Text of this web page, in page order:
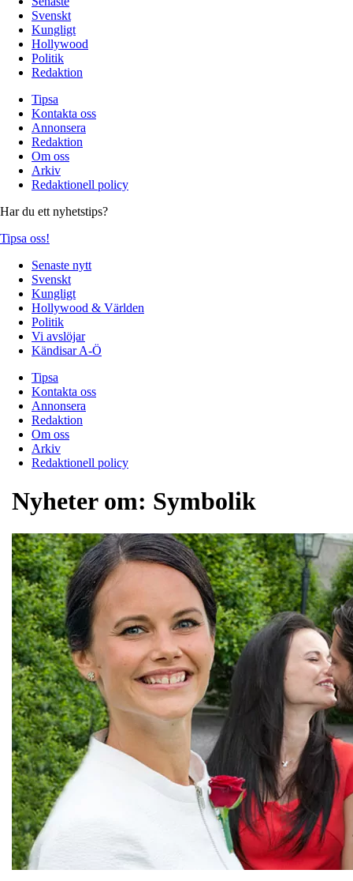
Svenskt
Kungligt
Hollywood
Politik
Redaktion
Tipsa
Kontakta oss
Annonsera
Redaktion
Om oss
Arkiv
Redaktionell policy
Har du ett nyhetstips?
Tipsa oss!
Senaste nytt
Svenskt
Kungligt
Hollywood & Världen
Politik
Vi avslöjar
Kändisar A-Ö
Tipsa
Kontakta oss
Annonsera
Redaktion
Om oss
Arkiv
Redaktionell policy
Nyheter om: Symbolik